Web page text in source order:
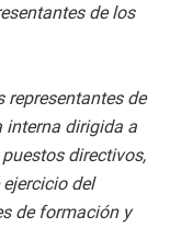
de los
representantes de
interna dirigida a
directivos,
del
de formación y